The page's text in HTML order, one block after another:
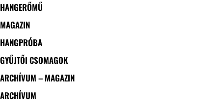
HANGERŐMŰ
MAGAZIN
HANGPRÓBA
GYŰJTŐI CSOMAGOK
ARCHÍVUM – MAGAZIN
ARCHÍVUM